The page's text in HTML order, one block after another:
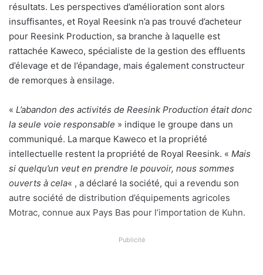
résultats. Les perspectives d’amélioration sont alors
insuffisantes, et Royal Reesink n’a pas trouvé d’acheteur
pour Reesink Production, sa branche à laquelle est
rattachée Kaweco, spécialiste de la gestion des effluents
d’élevage et de l’épandage, mais également constructeur
de remorques à ensilage.
« L’abandon des activités de Reesink Production était donc
la seule voie responsable » indique le groupe dans un
communiqué. La marque Kaweco et la propriété
intellectuelle restent la propriété de Royal Reesink. « Mais
si quelqu’un veut en prendre le pouvoir, nous sommes
ouverts à cela« , a déclaré la société, qui a revendu son
autre société de distribution d’équipements agricoles
Motrac, connue aux Pays Bas pour l’importation de Kuhn.
Publicité